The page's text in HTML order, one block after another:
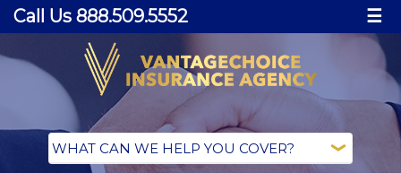
Call Us 888.509.5552 ☰